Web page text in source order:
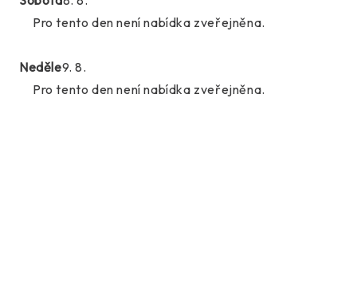
Pro tento den není nabídka zveřejněna.
Neděle9. 8.
Pro tento den není nabídka zveřejněna.